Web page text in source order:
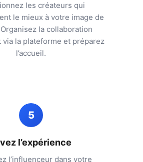
les créateurs qui
le mieux à votre image de
la collaboration
la plateforme et préparez
l’accueil.
5
l’expérience
l’influenceur dans votre